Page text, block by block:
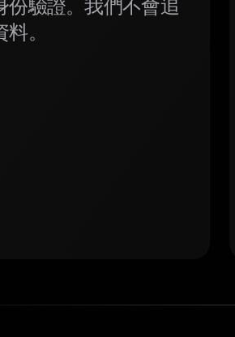
份驗證。我們不會追
。